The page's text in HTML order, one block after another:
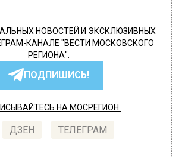
НОВОСТЕЙ И ЭКСКЛЮЗИВНЫХ
КАНАЛЕ "ВЕСТИ МОСКОВСКОГО
РЕГИОНА".
ПОДПИШИСЬ!
НА МОСРЕГИОН:
ДЗЕН ТЕЛЕГРАМ